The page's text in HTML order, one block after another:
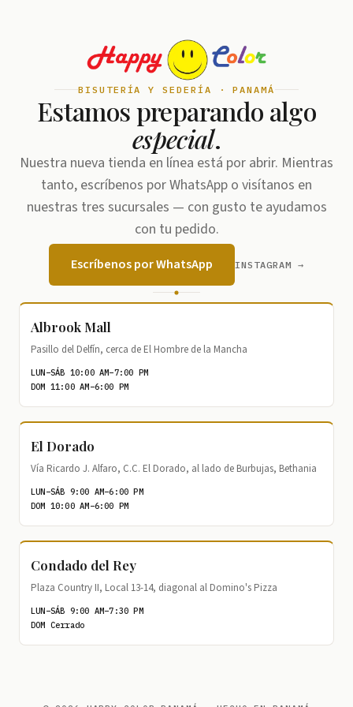
BISUTERÍA Y SEDERÍA · PANAMÁ
Estamos preparando algo
especial.
Nuestra nueva tienda en línea está por abrir. Mientras
tanto, escríbenos por WhatsApp o visítanos en
nuestras tres sucursales — con gusto te ayudamos
con tu pedido.
Escríbenos por WhatsApp INSTAGRAM →
Albrook Mall
Pasillo del Delfín, cerca de El Hombre de la Mancha
LUN–SÁB 10:00 AM–7:00 PM
DOM 11:00 AM–6:00 PM
El Dorado
Vía Ricardo J. Alfaro, C.C. El Dorado, al lado de Burbujas, Bethania
LUN–SÁB 9:00 AM–6:00 PM
DOM 10:00 AM–6:00 PM
Condado del Rey
Plaza Country II, Local 13-14, diagonal al Domino's Pizza
LUN–SÁB 9:00 AM–7:30 PM
DOM Cerrado